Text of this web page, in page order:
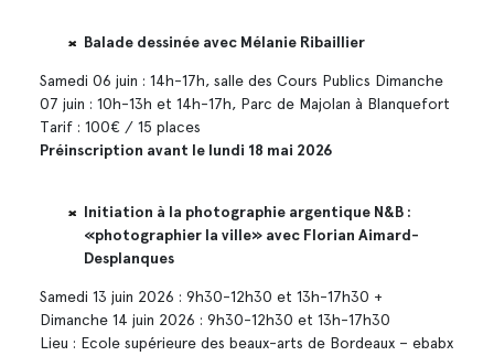
Balade dessinée avec Mélanie Ribaillier
Samedi 06 juin : 14h-17h, salle des Cours Publics Dimanche
07 juin : 10h-13h et 14h-17h, Parc de Majolan à Blanquefort
Tarif : 100€ / 15 places
Préinscription avant le lundi 18 mai 2026
Initiation à la photographie argentique N&B :
«photographier la ville» avec Florian Aimard-
Desplanques
Samedi 13 juin 2026 : 9h30-12h30 et 13h-17h30 +
Dimanche 14 juin 2026 : 9h30-12h30 et 13h-17h30
Lieu : Ecole supérieure des beaux-arts de Bordeaux – ebabx